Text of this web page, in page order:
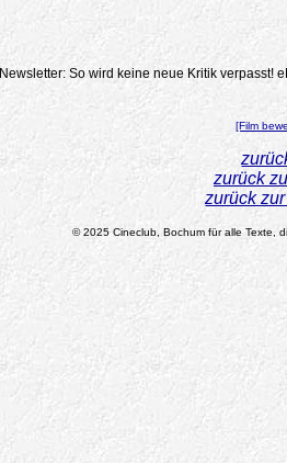
Newsletter: So wird keine neue Kritik verpasst!
[Film
zurück
zurück
© 2025 Cineclub, Bochum für alle Texte,